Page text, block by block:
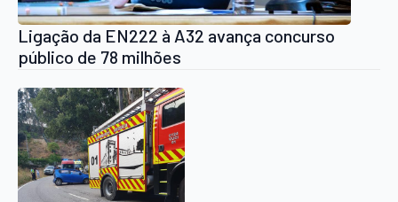
Ligação da EN222 à A32 avança concurso
público de 78 milhões